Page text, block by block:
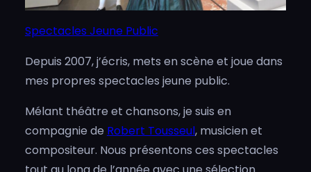
Spectacles Jeune Public
Depuis 2007, j’écris, mets en scène et joue dans
mes propres spectacles jeune public.
Mélant théâtre et chansons, je suis en
compagnie de Robert Tousseul, musicien et
compositeur. Nous présentons ces spectacles